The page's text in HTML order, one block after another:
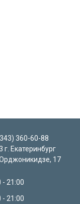
360-60-88
г. Екатеринбург
17
- 21:00
- 21:00